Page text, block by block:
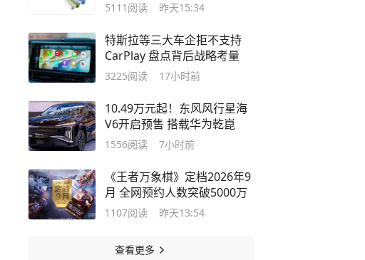
5111 阅读 昨天15:34
特斯拉等三大车企拒不支持
CarPlay 盘点背后战略考量
3225阅读 17小时前
10.49万元起！东风风行星海
V6开启预售 搭载华为乾崑
1556阅读 7小时前
《王者万象棋》定档2026年9
月 全网预约人数突破5000万
1107阅读 昨天13:54
查看更多